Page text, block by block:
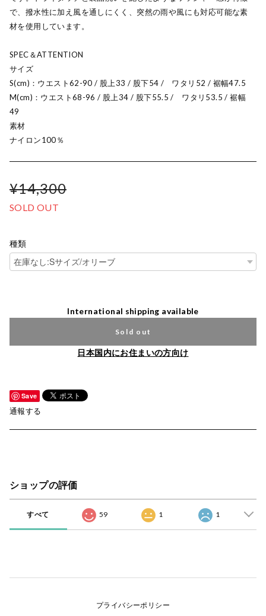
で、撥水性に加え風を通しにくく、突然の雨や風にも対応可能な素
材を使用しています。
SPEC＆ATTENTION
サイズ
S(cm)：ウエスト62-90 / 股上33 / 股下54 / ワタリ52 / 裾幅47.5
M(cm)：ウエスト68-96 / 股上34 / 股下55.5 / ワタリ53.5 / 裾幅
49
素材
ナイロン100％
¥14,300
SOLD OUT
種類
International shipping available
Sold out
日本国内にお住まいの方向け
Save
通報する
ショップの評価
すべて 59 1 1
プライバシーポリシー